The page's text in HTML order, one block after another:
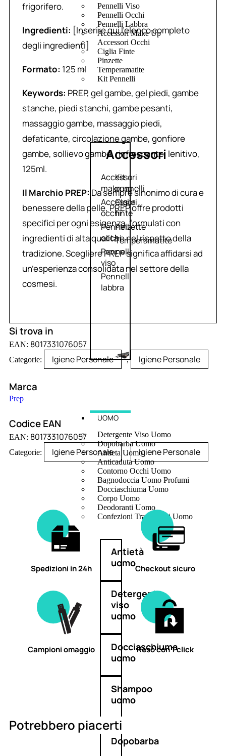
Pennelli Viso
Pennelli Occhi
Pennelli Labbra
Accessori Make Up
Accessori Occhi
Ciglia Finte
Pinzette
Temperamatite
Kit Pennelli
Accessori
Accessori
make up
Accessori
occhi
Pennelli
occhi
Pennelli
viso
Pennelli
labbra
Kit
pennelli
Ciglia
finte
Pinzette
Temperamatite
UOMO
Detergente Viso Uomo
Dopobarba Uomo
Antieta Uomo
Anticaduta Uomo
Contorno Occhi Uomo
Bagnodoccia Uomo Profumi
Docciaschiuma Uomo
Corpo Uomo
Deodoranti Uomo
Confezioni Trattamenti Uomo
Antietà
uomo
Detergente
viso
uomo
Docciaschiuma
uomo
Shampoo
uomo
Dopobarba
frigorifero.
Ingredienti: [Inserire qui l’elenco completo
degli ingredienti]
Formato: 125 ml
Keywords: PREP, gel gambe, gel piedi, gambe
stanche, piedi stanchi, gambe pesanti,
massaggio gambe, massaggio piedi,
defaticante, circolazione gambe, gonfiore
gambe, sollievo gambe, rinfrescante, lenitivo,
125ml.
Il Marchio PREP: Da sempre sinonimo di cura e
benessere della pelle, PREP offre prodotti
specifici per ogni esigenza, formulati con
ingredienti di alta qualità e nel rispetto della
tradizione. Scegliere PREP significa affidarsi ad
un’esperienza consolidata nel settore della
cosmesi.
Si trova in
EAN: 8017331076057
Categorie: Igiene Personale , Igiene Personale
Marca
Prep
Codice EAN
EAN: 8017331076057
Categorie: Igiene Personale , Igiene Personale
Spedizioni in 24h Checkout sicuro
Campioni omaggio Reso con 1 click
Potrebbero piacerti